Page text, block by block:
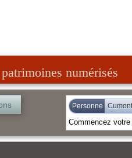
numérisés
Personne